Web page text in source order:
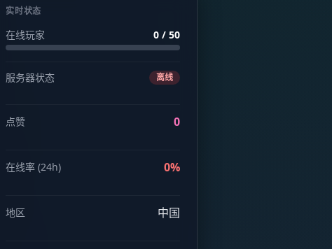
实时状态
在线玩家 0 / 50
服务器状态 离线
点赞 0
在线率 (24h) 0%
地区 中国